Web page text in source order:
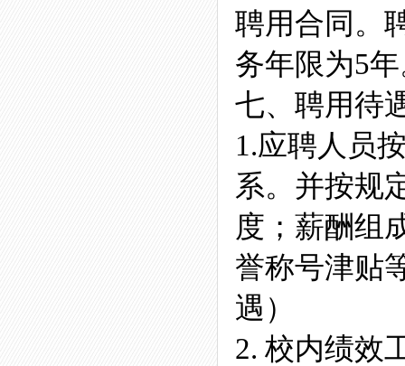
聘用合同。
务年限为5
七、聘用待
1.应聘人员
系。并按规
度；薪酬组
誉称号津贴
遇）
2. 校内绩效